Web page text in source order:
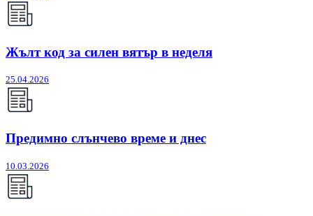
Жълт код за силен вятър в неделя
25.04.2026
Предимно слънчево време и днес
10.03.2026